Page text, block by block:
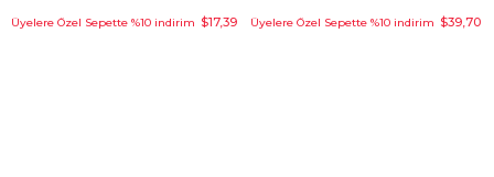
Üyelere Özel Sepette %10 indirim $17,39 Üyelere Özel Sepette %10 indirim $39,70